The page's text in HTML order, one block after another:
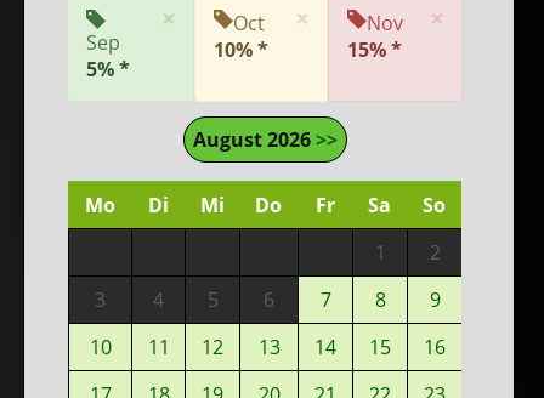
×
Sep
5% *
×
Oct
10% *
×
Nov
15% *
August 2026>>
Mo Di Mi Do Fr Sa
So
1
2
3
4 5 6 7 8
9
10
11 12 13 14 15
16